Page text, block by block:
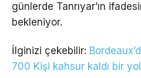
günlerde Tanrıyar’ın
bekleniyor.
İlginizi çekebilir:
700 Kişi kahsur kaldı bir